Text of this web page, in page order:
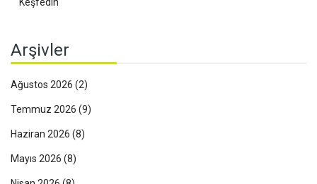
Keşfedin
Arşivler
Ağustos 2026 (2)
Temmuz 2026 (9)
Haziran 2026 (8)
Mayıs 2026 (8)